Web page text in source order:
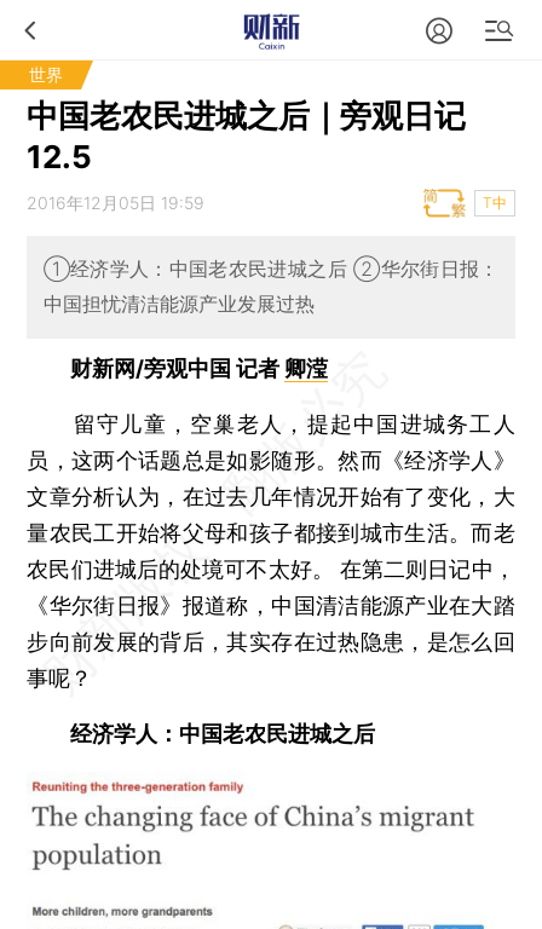
世界
中国老农民进城之后｜旁观日记
12.5
2016年12月05日 19:59 T中
①经济学人：中国老农民进城之后 ②华尔街日报：
中国担忧清洁能源产业发展过热
财新网/旁观中国 记者 卿滢
留守儿童，空巢老人，提起中国进城务工人
员，这两个话题总是如影随形。然而《经济学人》
文章分析认为，在过去几年情况开始有了变化，大
量农民工开始将父母和孩子都接到城市生活。而老
农民们进城后的处境可不太好。 在第二则日记中，
《华尔街日报》报道称，中国清洁能源产业在大踏
步向前发展的背后，其实存在过热隐患，是怎么回
事呢？
经济学人：中国老农民进城之后